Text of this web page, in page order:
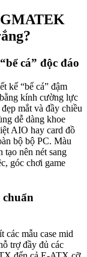
cá” độc đáo
kế “bể cá” đậm
kính cường lực
mắt và đầy chiều
dễ dàng khoe
AIO hay card đồ
bộ bộ PC. Màu
tạo nên nét sang
góc chơi game
các mẫu case mid
trợ đầy đủ các